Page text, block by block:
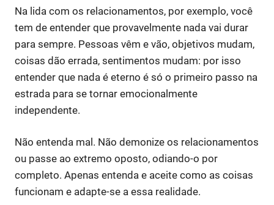
Na lida com os relacionamentos, por exemplo, você
tem de entender que provavelmente nada vai durar
para sempre. Pessoas vêm e vão, objetivos mudam,
coisas dão errada, sentimentos mudam: por isso
entender que nada é eterno é só o primeiro passo na
estrada para se tornar emocionalmente
independente.
Não entenda mal. Não demonize os relacionamentos
ou passe ao extremo oposto, odiando-o por
completo. Apenas entenda e aceite como as coisas
funcionam e adapte-se a essa realidade.